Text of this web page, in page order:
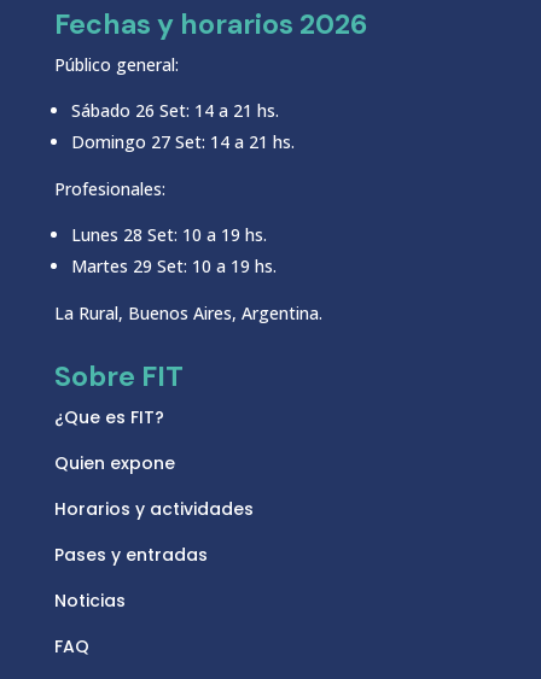
Fechas y horarios 2026
Público general:
Sábado 26 Set: 14 a 21 hs.
Domingo 27 Set: 14 a 21 hs.
Profesionales:
Lunes 28 Set: 10 a 19 hs.
Martes 29 Set: 10 a 19 hs.
La Rural, Buenos Aires, Argentina.
Sobre FIT
¿Que es FIT?
Quien expone
Horarios y actividades
Pases y entradas
Noticias
FAQ